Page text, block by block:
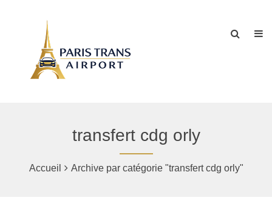
transfert cdg orly
Accueil Archive par catégorie "transfert cdg orly"